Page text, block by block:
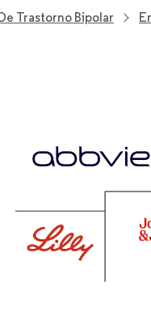
Trastorno Bipolar